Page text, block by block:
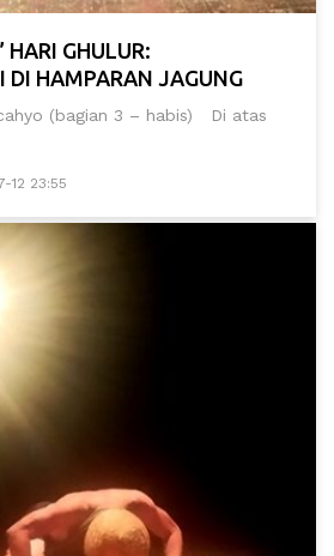
HARI GHULUR:
DI HAMPARAN JAGUNG
(bagian 3 – habis) Di atas
12 23:55